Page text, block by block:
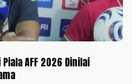
AFF 2026 Dinilai